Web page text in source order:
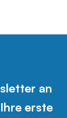
an
erste